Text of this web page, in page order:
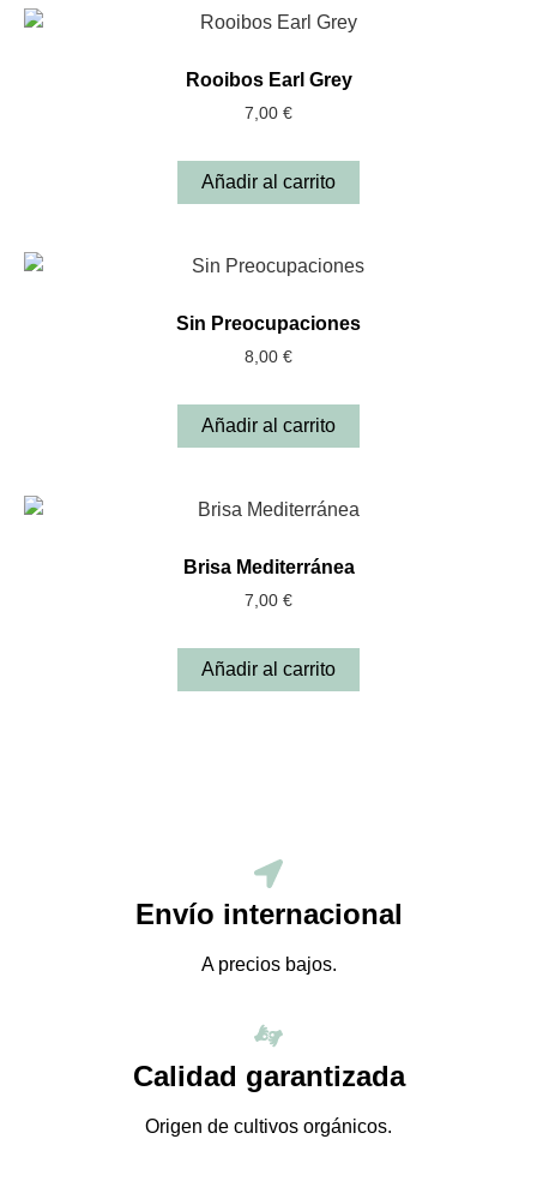
Rooibos Earl Grey
7,00 €
Añadir al carrito
Sin Preocupaciones
8,00 €
Añadir al carrito
Brisa Mediterránea
7,00 €
Añadir al carrito
Envío internacional
A precios bajos.
Calidad garantizada
Origen de cultivos orgánicos.